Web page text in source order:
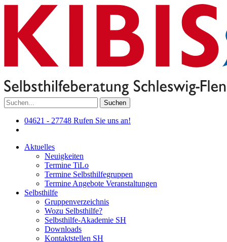
Suchen
04621 - 27748 Rufen Sie uns an!
Aktuelles
Neuigkeiten
Termine TiLo
Termine Selbsthilfegruppen
Termine Angebote Veranstaltungen
Selbsthilfe
Gruppenverzeichnis
Wozu Selbsthilfe?
Selbsthilfe-Akademie SH
Downloads
Kontaktstellen SH